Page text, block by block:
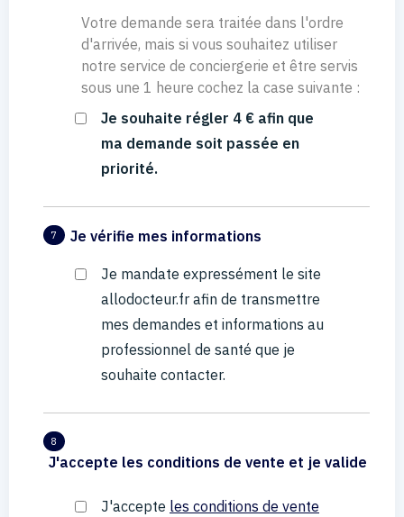
Votre demande sera traitée dans l'ordre
d'arrivée, mais si vous souhaitez utiliser
notre service de conciergerie et être servis
sous une 1 heure cochez la case suivante :
Je souhaite régler 4 € afin que
ma demande soit passée en
priorité.
7 Je vérifie mes informations
Je mandate expressément le site
allodocteur.fr afin de transmettre
mes demandes et informations au
professionnel de santé que je
souhaite contacter.
8
J'accepte les conditions de vente et je valide
J'accepte les conditions de vente